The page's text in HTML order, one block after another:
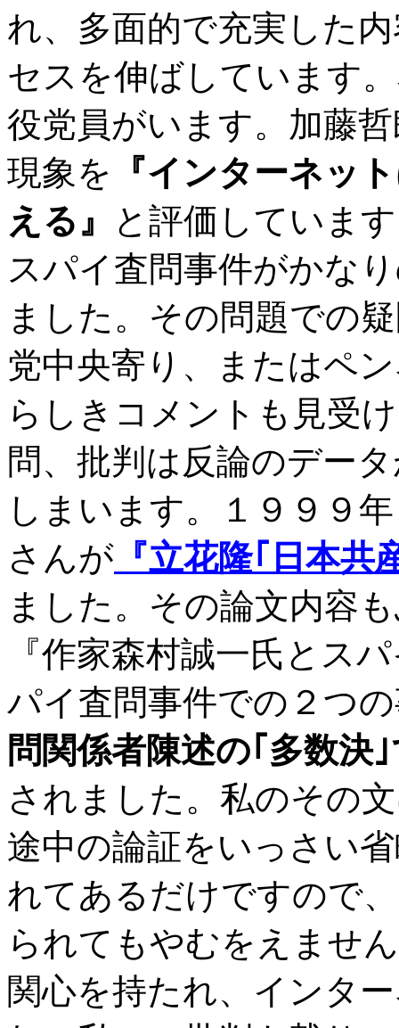
れ、多面的で充実した
セスを伸ばしています
役党員がいます。加藤
現象を
『インターネッ
える』
と評価していま
スパイ査問事件がかな
ました。その問題での
党中央寄り、またはペ
らしきコメントも見受
問、批判は反論のデー
しまいます。１９９９
さんが 『立花隆｢日本
ました。その論文内容
『作家森村誠一氏とス
パイ査問事件での２つ
問関係者陳述の｢多数決
されました。私のその
途中の論証をいっさい
れてあるだけですので
られてもやむをえませ
関心を持たれ、インタ